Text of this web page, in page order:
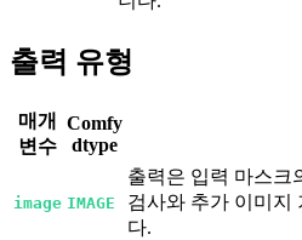
출력 유형
매개
변수
Comfy
dtype
image IMAGE
출력은 입력 마스크
검사와 추가 이미지
다.